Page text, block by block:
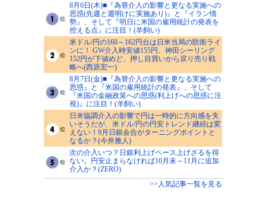
8月6日(木)■『為替介入の影響と更なる実施への
思惑(先週と週明けに実施あり)』と『イラン情
勢』、そして『明日に米国の雇用統計の発表を
控える点』に注目！(羊飼い)
米ドル/円の160～162円台は日米当局の防衛ライ
ンに！ GW介入時安値155円、神田シーリング
152円が下値めど、押し目買いから戻り売り戦
略へ(西原宏一)
8月7日(金)■『為替介入の影響と更なる実施への
思惑』と『米国の雇用統計の発表』、そして
『米国の金融政策への思惑(利上げへの思惑に注
視)』に注目！(羊飼い)
日米協調介入の影響で円は一時的に方向感を失
いそうだが、米ドル/円の円安トレンド継続は変
えない！9月日銀会合がターニングポイントと
なるか？(今井雅人)
次の介入いつ？日銀利上げペース上げざるを得
ない。円安止まらなければ10月末～11月に追加
介入か？(ZERO)
>>人気記事一覧を見る